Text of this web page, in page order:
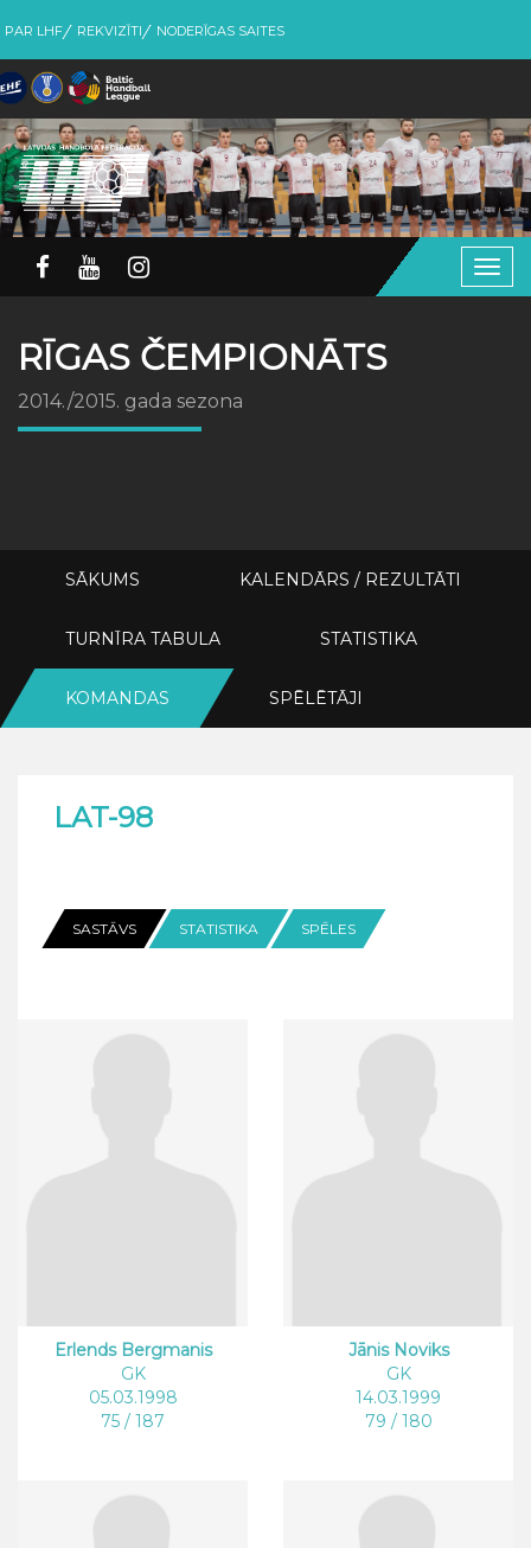
PAR LHF REKVIZĪTI NODERĪGAS SAITES
RĪGAS ČEMPIONĀTS
2014./2015. gada sezona
SĀKUMS KALENDĀRS / REZULTĀTI
TURNĪRA TABULA STATISTIKA
KOMANDAS SPĒLĒTĀJI
LAT-98
SASTĀVS STATISTIKA SPĒLES
Erlends Bergmanis
GK
05.03.1998
75 / 187
Jānis Noviks
GK
14.03.1999
79 / 180